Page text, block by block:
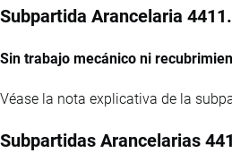
Subpartida Arancelaria
Sin trabajo mecánico ni
Véase la nota explicativa de la
Subpartidas Arancelarias